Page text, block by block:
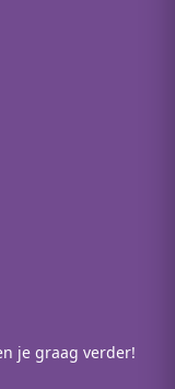
je graag verder!